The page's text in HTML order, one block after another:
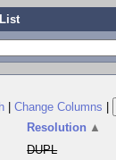
Change Columns
Resolution ▲
DUPL